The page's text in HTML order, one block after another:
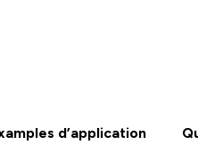
d’application